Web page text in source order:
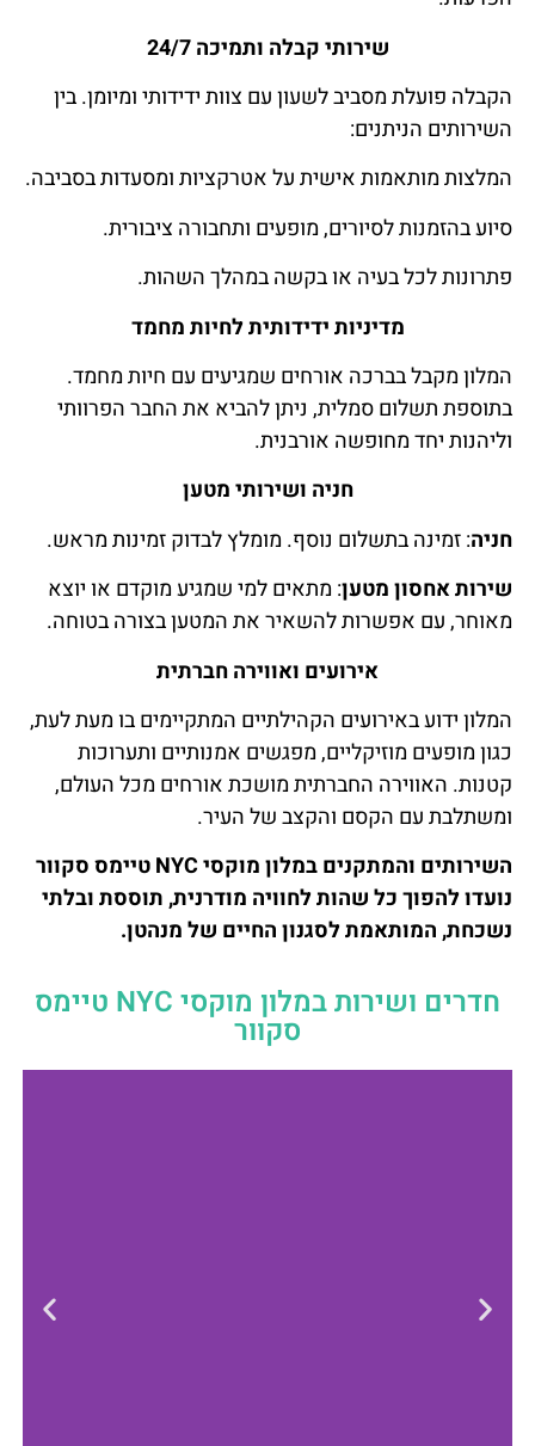
שירותי קבלה ותמיכה 24/7
הקבלה פועלת מסביב לשעון עם צוות ידידותי ומיומן. בין
השירותים הניתנים:
המלצות מותאמות אישית על אטרקציות ומסעדות בסביבה.
סיוע בהזמנות לסיורים, מופעים ותחבורה ציבורית.
פתרונות לכל בעיה או בקשה במהלך השהות.
מדיניות ידידותית לחיות מחמד
המלון מקבל בברכה אורחים שמגיעים עם חיות מחמד.
בתוספת תשלום סמלית, ניתן להביא את החבר הפרוותי
וליהנות יחד מחופשה אורבנית.
חניה ושירותי מטען
חניה: זמינה בתשלום נוסף. מומלץ לבדוק זמינות מראש.
שירות אחסון מטען: מתאים למי שמגיע מוקדם או יוצא
מאוחר, עם אפשרות להשאיר את המטען בצורה בטוחה.
אירועים ואווירה חברתית
המלון ידוע באירועים הקהילתיים המתקיימים בו מעת לעת,
כגון מופעים מוזיקליים, מפגשים אמנותיים ותערוכות
קטנות. האווירה החברתית מושכת אורחים מכל העולם,
ומשתלבת עם הקסם והקצב של העיר.
השירותים והמתקנים במלון מוקסי NYC טיימס סקוור
נועדו להפוך כל שהות לחוויה מודרנית, תוססת ובלתי
נשכחת, המותאמת לסגנון החיים של מנהטן.
חדרים ושירות במלון מוקסי NYC טיימס
סקוור